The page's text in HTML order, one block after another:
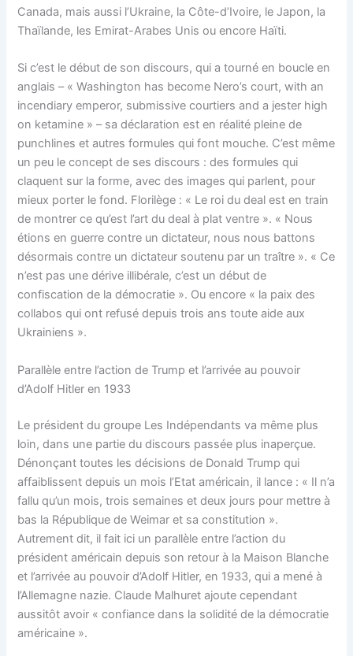
Canada, mais aussi l’Ukraine, la Côte-d’Ivoire, le Japon, la
Thaïlande, les Emirat-Arabes Unis ou encore Haïti.
Si c’est le début de son discours, qui a tourné en boucle en
anglais – « Washington has become Nero’s court, with an
incendiary emperor, submissive courtiers and a jester high
on ketamine » – sa déclaration est en réalité pleine de
punchlines et autres formules qui font mouche. C’est même
un peu le concept de ses discours : des formules qui
claquent sur la forme, avec des images qui parlent, pour
mieux porter le fond. Florilège : « Le roi du deal est en train
de montrer ce qu’est l’art du deal à plat ventre ». « Nous
étions en guerre contre un dictateur, nous nous battons
désormais contre un dictateur soutenu par un traître ». « Ce
n’est pas une dérive illibérale, c’est un début de
confiscation de la démocratie ». Ou encore « la paix des
collabos qui ont refusé depuis trois ans toute aide aux
Ukrainiens ».
Parallèle entre l’action de Trump et l’arrivée au pouvoir
d’Adolf Hitler en 1933
Le président du groupe Les Indépendants va même plus
loin, dans une partie du discours passée plus inaperçue.
Dénonçant toutes les décisions de Donald Trump qui
affaiblissent depuis un mois l’Etat américain, il lance : « Il n’a
fallu qu’un mois, trois semaines et deux jours pour mettre à
bas la République de Weimar et sa constitution ».
Autrement dit, il fait ici un parallèle entre l’action du
président américain depuis son retour à la Maison Blanche
et l’arrivée au pouvoir d’Adolf Hitler, en 1933, qui a mené à
l’Allemagne nazie. Claude Malhuret ajoute cependant
aussitôt avoir « confiance dans la solidité de la démocratie
américaine ».